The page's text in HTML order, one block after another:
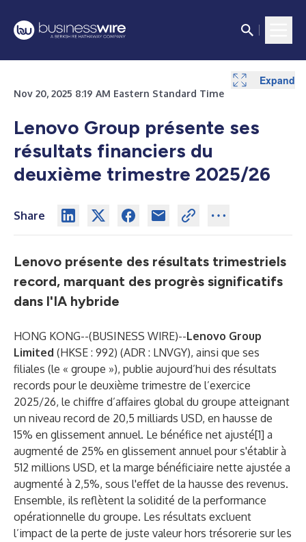
Nov 20, 2025 8:19 AM Eastern Standard Time
Lenovo Group présente ses
résultats financiers du
deuxième trimestre 2025/26
Share
Lenovo présente des résultats trimestriels
record, marquant des progrès significatifs
dans l'IA hybride
HONG KONG--(BUSINESS WIRE)--Lenovo Group
Limited (HKSE : 992) (ADR : LNVGY), ainsi que ses
filiales (le « groupe »), publie aujourd’hui des résultats
records pour le deuxième trimestre de l’exercice
2025/26, le chiffre d’affaires global du groupe atteignant
un niveau record de 20,5 milliards USD, en hausse de
15% en glissement annuel. Le bénéfice net ajusté[1] a
augmenté de 25% en glissement annuel pour s'établir à
512 millions USD, et la marge bénéficiaire nette ajustée a
augmenté à 2,5%, sous l'effet de la hausse des revenus.
Ensemble, ils reflètent la solidité de la performance
opérationnelle du groupe. Les résultats excluent
l’impact de la perte de juste valeur hors trésorerie sur les
Expand
Expand